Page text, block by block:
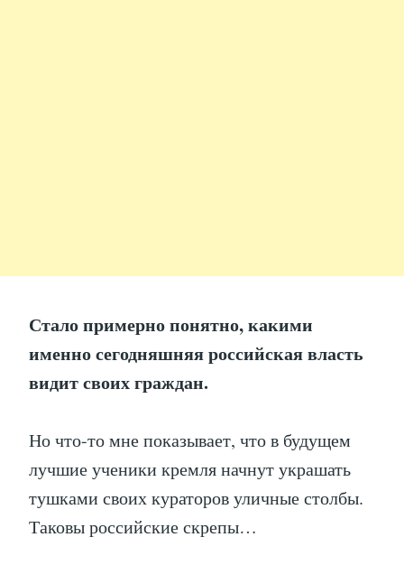
Стало примерно понятно, какими
именно сегодняшняя российская власть
видит своих граждан.
Но что-то мне показывает, что в будущем
лучшие ученики кремля начнут украшать
тушками своих кураторов уличные столбы.
Таковы российские скрепы…